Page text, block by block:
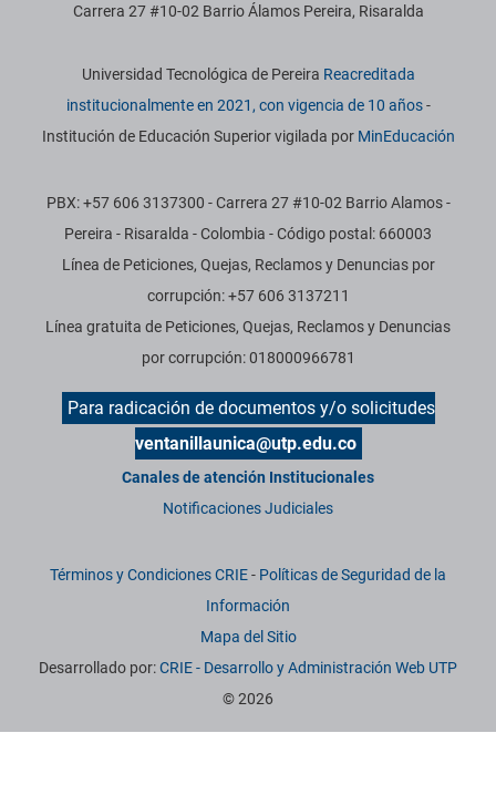
Carrera 27 #10-02 Barrio Álamos Pereira, Risaralda
Información institucional
Universidad Tecnológica de Pereira Reacreditada
institucionalmente en 2021, con vigencia de 10 años-
Institución de Educación Superior vigilada por MinEducación
PBX: +57 606 3137300 - Carrera 27 #10-02 Barrio Alamos -
Pereira - Risaralda - Colombia - Código postal: 660003
Línea de Peticiones, Quejas, Reclamos y Denuncias por
corrupción: +57 606 3137211
Línea gratuita de Peticiones, Quejas, Reclamos y Denuncias
por corrupción: 018000966781
Para radicación de documentos y/o solicitudes
ventanillaunica@utp.edu.co
Canales de atención Institucionales
Notificaciones Judiciales
Términos y Condiciones CRIE- Políticas de Seguridad de la
Información
Mapa del Sitio
Desarrollado por:CRIE - Desarrollo y Administración Web UTP
© 2026